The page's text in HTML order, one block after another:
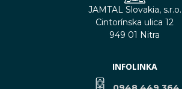
JAMTAL Slovakia, s.r.o.
Cintorínska ulica 12
949 01 Nitra
INFOLINKA